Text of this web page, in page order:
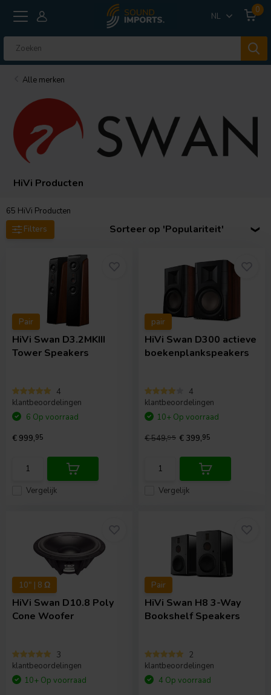
NL
0
Alle merken
HiVi Producten
65 HiVi Producten
Filters
Sorteer op 'Populariteit'
Pair
HiVi Swan D3.2MKIII
Tower Speakers
4
klantbeoordelingen
Vergelijk
6 Op voorraad
€ 999,95
pair
HiVi Swan D300 actieve
boekenplankspeakers
4
klantbeoordelingen
Vergelijk
10+ Op voorraad
€ 549,95 € 399,95
10" | 8 Ω
HiVi Swan D10.8 Poly
Cone Woofer
3
klantbeoordelingen
10+ Op voorraad
Pair
HiVi Swan H8 3-Way
Bookshelf Speakers
2
klantbeoordelingen
4 Op voorraad